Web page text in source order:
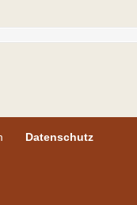
Datenschutz